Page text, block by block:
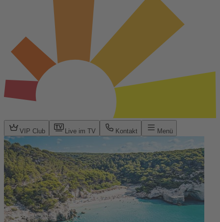
VIP Club Live im TV Kontakt Menü